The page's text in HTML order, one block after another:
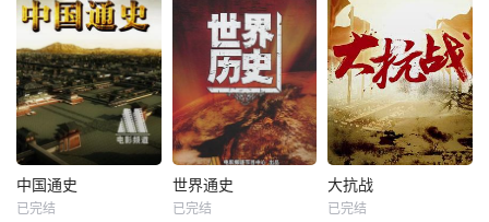
中国通史
已完结
世界通史
已完结
大抗战
已完结